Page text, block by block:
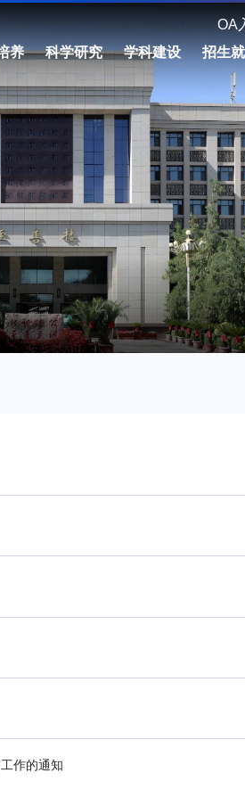
OA
养 科学研究 学科建设 招生
作的通知